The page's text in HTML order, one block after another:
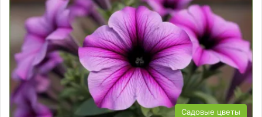
Садовые цветы